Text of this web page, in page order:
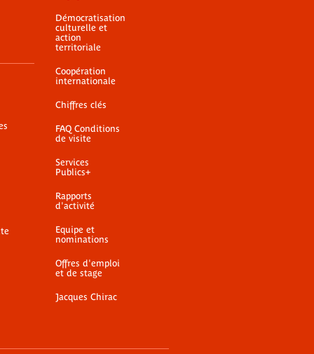
Démocratisation
culturelle et
action
territoriale
Coopération
internationale
Chiffres clés
FAQ Conditions
de visite
Services
Publics+
Rapports
d'activité
Equipe et
nominations
Offres d'emploi
et de stage
Jacques Chirac